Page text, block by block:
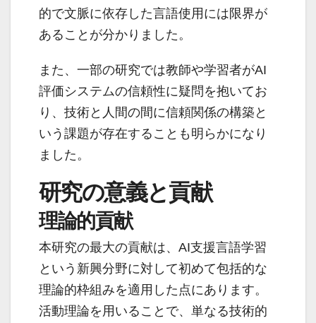
的で文脈に依存した言語使用には限界が
あることが分かりました。
また、一部の研究では教師や学習者がAI
評価システムの信頼性に疑問を抱いてお
り、技術と人間の間に信頼関係の構築と
いう課題が存在することも明らかになり
ました。
研究の意義と貢献
理論的貢献
本研究の最大の貢献は、AI支援言語学習
という新興分野に対して初めて包括的な
理論的枠組みを適用した点にあります。
活動理論を用いることで、単なる技術的